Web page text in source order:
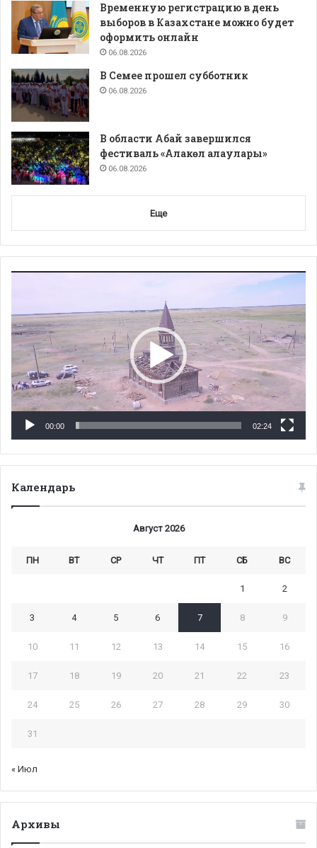
Временную регистрацию в день
выборов в Казахстане можно будет
оформить онлайн
06.08.2026
В Семее прошел субботник
06.08.2026
В области Абай завершился
фестиваль «Алакөл алаулары»
06.08.2026
Еще
00:00 02:24
Календарь
Август 2026
ПН ВТ СР ЧТ ПТ СБ ВС
1 2
3 4 5 6 7 8 9
10 11 12 13 14 15 16
17 18 19 20 21 22 23
24 25 26 27 28 29 30
31
« Июл
Архивы